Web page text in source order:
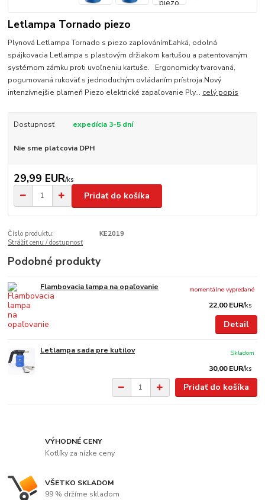
Letlampa Tornado piezo
Plynová Letlampa Tornado s piezo zaplovánímĽahká, odolná
spájkovacia Letlampa s plastovým držiakom kartušou a patentovaným
systémom zámku proti uvoľneniu kartuše. Ergonomicky tvarovaná,
pogumovaná rukoväť s jednoduchým ovládaním prístroja.Nový
intenzívnejšie plameň Piezo elektrické zapaľovanie Ply... celý popis
Dostupnosť expedícia 3-5 dní
Nie sme platcovia DPH
29,99 EUR/ks
Pridať do košíka
Číslo produktu:
KE2019
Strážiť cenu / dostupnosť
Podobné produkty
Flambovacia lampa na opaľovanie
22,00 EUR/ks
momentálne vypredané
Detail
Letlampa sada pre kutilov
30,00 EUR/ks
Skladom
Pridať do košíka
VÝHODNÉ CENY
Kotlíky za nízke ceny
VŠETKO SKLADOM
99 % držíme skladom